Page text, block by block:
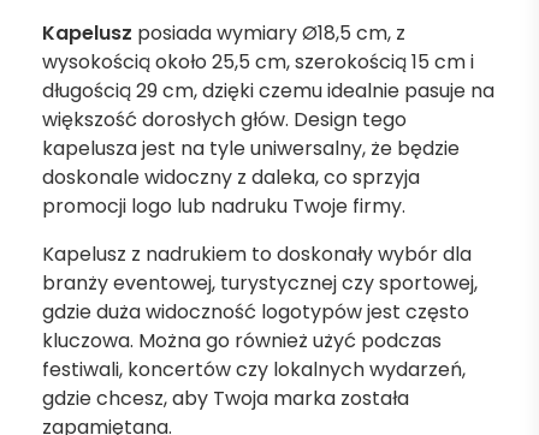
Kapelusz posiada wymiary Ø18,5 cm, z
wysokością około 25,5 cm, szerokością 15 cm i
długością 29 cm, dzięki czemu idealnie pasuje na
większość dorosłych głów. Design tego
kapelusza jest na tyle uniwersalny, że będzie
doskonale widoczny z daleka, co sprzyja
promocji logo lub nadruku Twoje firmy.
Kapelusz z nadrukiem to doskonały wybór dla
branży eventowej, turystycznej czy sportowej,
gdzie duża widoczność logotypów jest często
kluczowa. Można go również użyć podczas
festiwali, koncertów czy lokalnych wydarzeń,
gdzie chcesz, aby Twoja marka została
zapamiętana.